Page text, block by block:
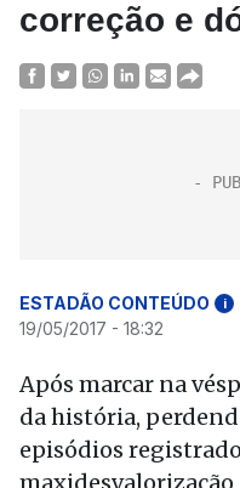
correção e
ESTADÃO CONTEÚDO i
19/05/2017 - 18:32
Após marcar na
da história,
episódios